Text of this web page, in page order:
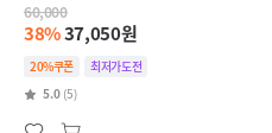
60,000
38%37,050원
20%쿠폰
최저가도전
5.0 (5)